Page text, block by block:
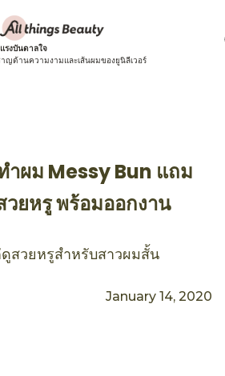
รงบันดาลใจ
ญด้านความงามและเส้นผมของยูนิลีเวอร์
ผม Messy Bun แถม
ยหรู พร้อมออกงาน
สวยหรูสำหรับสาวผมสั้น
January 14, 2020